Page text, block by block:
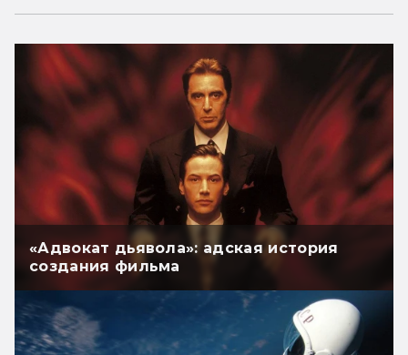
«Адвокат дьявола»: адская история
создания фильма